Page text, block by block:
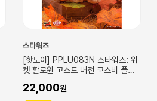
스타워즈
[핫토이] PPLU084N 스타워즈: 위
켓 할로윈 스켈레톤 버전 코스비 플
22,000